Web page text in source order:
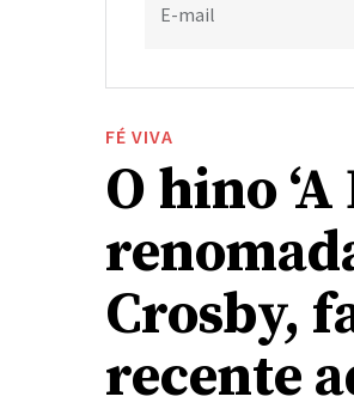
E-mail
FÉ VIVA
O hino
Crosby,
recente